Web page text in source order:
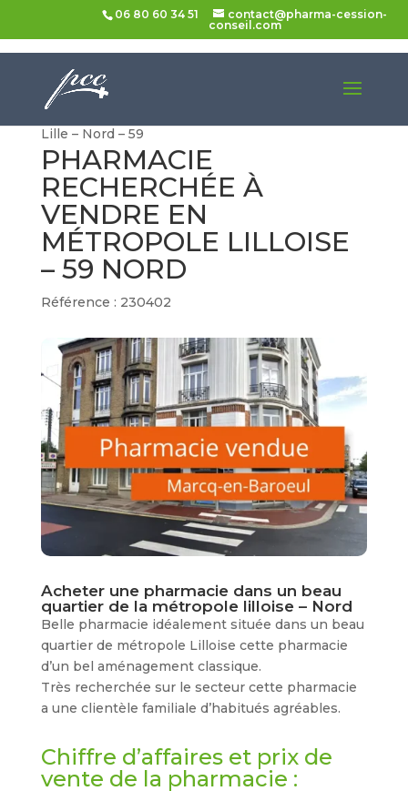
06 80 60 34 51
contact@pharma-cession-
conseil.com
Accueil>Pharmacies à vendre
vendre dans un beau quartier de la métropole de
Lille – Nord – 59
PHARMACIE
RECHERCHÉE À
VENDRE EN
MÉTROPOLE LILLOISE
– 59 NORD
Référence : 230402
Acheter une pharmacie dans un beau
quartier de la métropole lilloise – Nord
Belle pharmacie idéalement située dans un beau
quartier de métropole Lilloise cette pharmacie
d’un bel aménagement classique.
Très recherchée sur le secteur cette pharmacie
a une clientèle familiale d’habitués agréables.
Chiffre d’affaires et prix de
vente de la pharmacie :